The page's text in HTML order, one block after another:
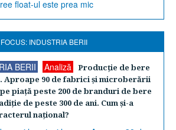
FOCUS: INDUSTRIA BERII
BERII Analiză
Producţie de bere
Aproape 90 de fabrici şi microberării
piaţă peste 200 de branduri de bere
de peste 300 de ani. Cum şi-a
naţional?